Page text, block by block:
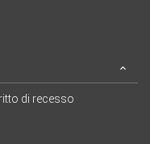
di recesso